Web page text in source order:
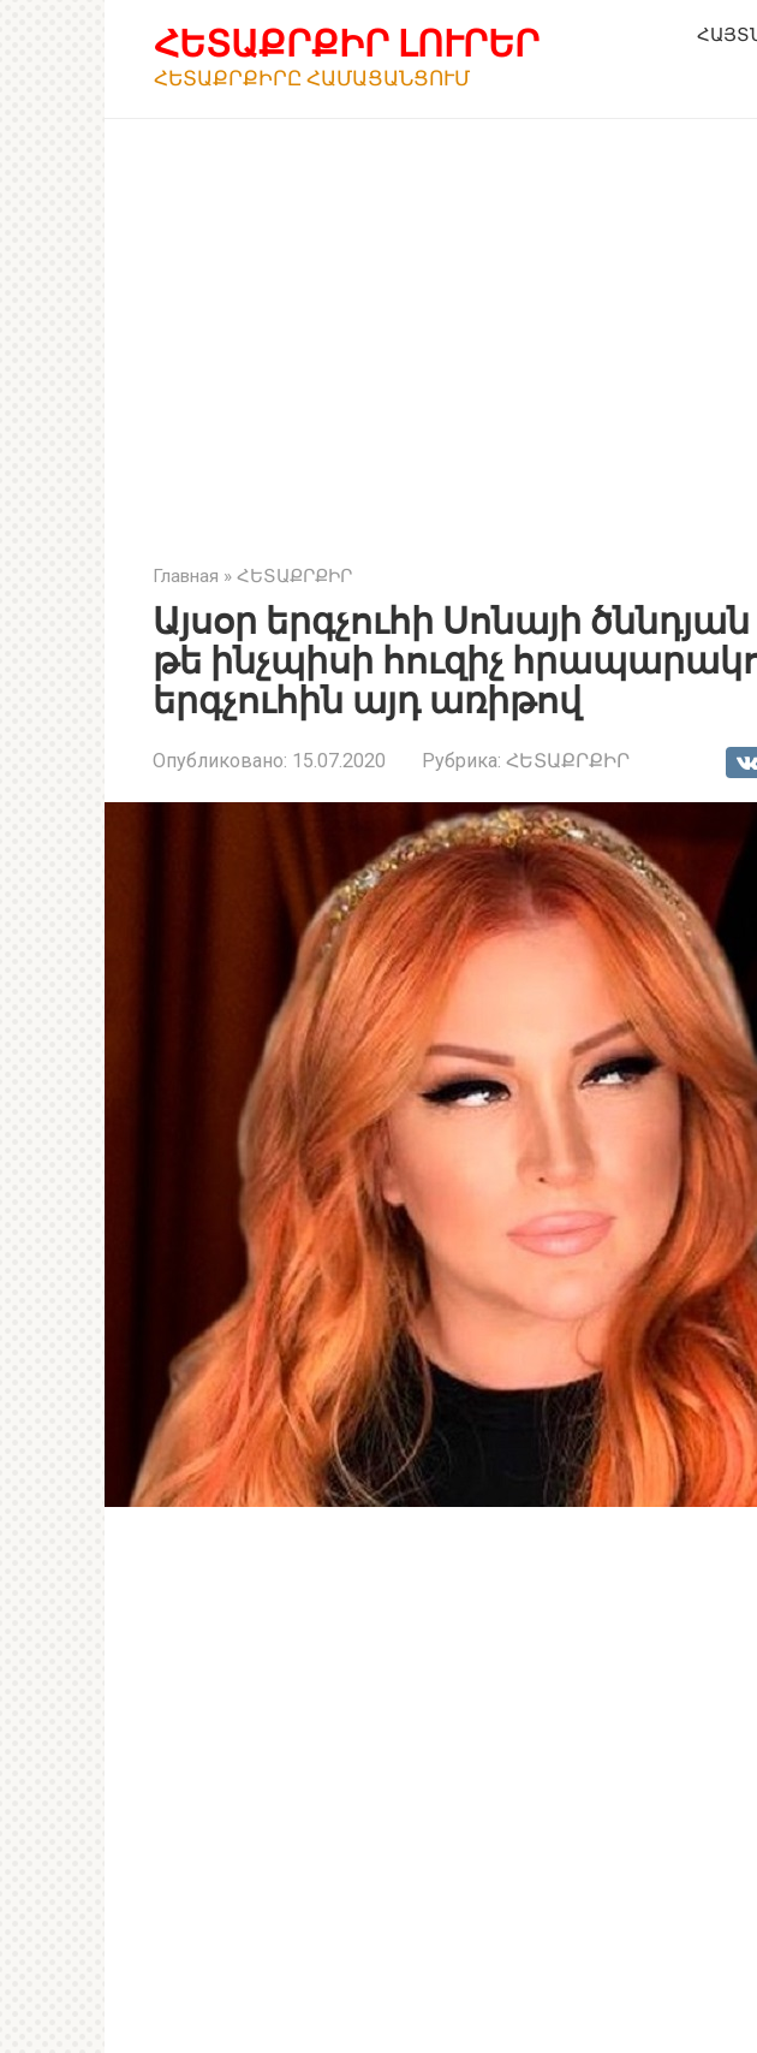
ՀԵՏԱՔՐՔԻՐ ԼՈՒՐԵՐ
ՀԵՏԱՔՐՔԻՐԸ ՀԱՄԱՑԱՆՑՈՒՄ
Главная » ՀԵՏԱՔՐՔԻՐ
Այսօր երգչուհի Սոնայի
թե ինչպիսի հուզիչ
երգչուհին այդ առիթով
Опубликовано: 15.07.2020 Рубрика: ՀԵՏԱՔՐՔԻՐ